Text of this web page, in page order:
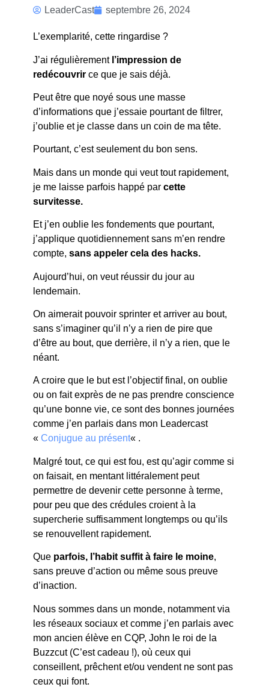
L’EXEMPLARITE
POUR DURER
LeaderCast septembre 26, 2024
L’exemplarité, cette ringardise ?
J’ai régulièrementl’impression de
redécouvrirce que je sais déjà.
Peut être que noyé sous une masse
d’informations que j’essaie pourtant de filtrer,
j’oublie et je classe dans un coin de ma tête.
Pourtant, c’est seulement du bon sens.
Mais dans un monde qui veut tout rapidement,
je me laisse parfois happé par cette
survitesse.
Et j’en oublie les fondements que pourtant,
j’applique quotidiennement sans m’en rendre
compte, sans appeler cela des hacks.
Aujourd’hui, on veut réussir du jour au
lendemain.
On aimerait pouvoir sprinter et arriver au bout,
sans s’imaginer qu’il n’y a rien de pire que
d’être au bout, que derrière, il n’y a rien, que le
néant.
A croire que le but est l’objectif final, on oublie
ou on fait exprès de ne pas prendre conscience
qu’une bonne vie, ce sont des bonnes journées
comme j’en parlais dans mon Leadercast
« Conjugue au présent« .
Malgré tout, ce qui est fou, est qu’agir comme si
on faisait, en mentant littéralement peut
permettre de devenir cette personne à terme,
pour peu que des crédules croient à la
supercherie suffisamment longtemps ou qu’ils
se renouvellent rapidement.
Que parfois, l’habit suffit à faire le moine,
sans preuve d’action ou même sous preuve
d’inaction.
Nous sommes dans un monde, notamment via
les réseaux sociaux et comme j’en parlais avec
mon ancien élève en CQP, John le roi de la
Buzzcut (C’est cadeau !), où ceux qui
conseillent, prêchent et/ou vendent ne sont pas
ceux qui font.